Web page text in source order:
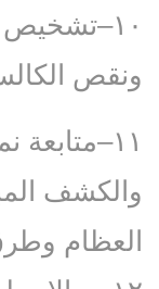
ونقص
والكشف
العظام